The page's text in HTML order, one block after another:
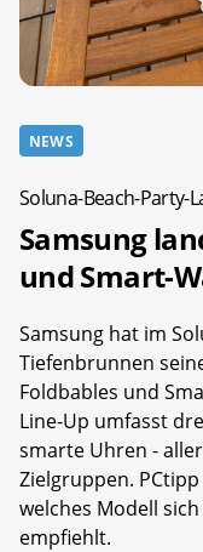
NEWS
Soluna-Beach-Party-
Samsung
und Smart-
Samsung hat im
Tiefenbrunnen
Foldbables und
Line-Up umfasst
smarte Uhren -
Zielgruppen.
welches Modell
empfiehlt.